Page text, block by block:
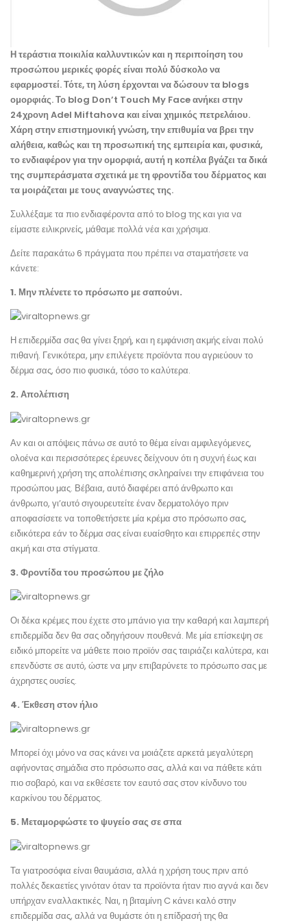
Η τεράστια ποικιλία καλλυντικών και η περιποίηση του
προσώπου μερικές φορές είναι πολύ δύσκολο να
εφαρμοστεί. Τότε, τη λύση έρχονται να δώσουν τα blogs
ομορφιάς. Το blog Don’t Touch My Face ανήκει στην
24χρονη Adel Miftahova και είναι χημικός πετρελάιου.
Χάρη στην επιστημονική γνώση, την επιθυμία να βρει την
αλήθεια, καθώς και τη προσωπική της εμπειρία και, φυσικά,
το ενδιαφέρον για την ομορφιά, αυτή η κοπέλα βγάζει τα δικά
της συμπεράσματα σχετικά με τη φροντίδα του δέρματος και
τα μοιράζεται με τους αναγνώστες της.
Συλλέξαμε τα πιο ενδιαφέροντα από το blog της και για να
είμαστε ειλικρινείς, μάθαμε πολλά νέα και χρήσιμα.
Δείτε παρακάτω 6 πράγματα που πρέπει να σταματήσετε να
κάνετε:
1. Μην πλένετε το πρόσωπο με σαπούνι.
Η επιδερμίδα σας θα γίνει ξηρή, και η εμφάνιση ακμής είναι πολύ
πιθανή. Γενικότερα, μην επιλέγετε προϊόντα που αγριεύουν το
δέρμα σας, όσο πιο φυσικά, τόσο το καλύτερα.
2. Απολέπιση
Αν και οι απόψεις πάνω σε αυτό το θέμα είναι αμφιλεγόμενες,
ολοένα και περισσότερες έρευνες δείχνουν ότι η συχνή έως και
καθημερινή χρήση της απολέπισης σκληραίνει την επιφάνεια του
προσώπου μας. Βέβαια, αυτό διαφέρει από άνθρωπο και
άνθρωπο, γι’αυτό σιγουρευτείτε έναν δερματολόγο πριν
αποφασίσετε να τοποθετήσετε μία κρέμα στο πρόσωπο σας,
ειδικότερα εάν το δέρμα σας είναι ευαίσθητο και επιρρεπές στην
ακμή και στα στίγματα.
3. Φροντίδα του προσώπου με ζήλο
Οι δέκα κρέμες που έχετε στο μπάνιο για την καθαρή και λαμπερή
επιδερμίδα δεν θα σας οδηγήσουν πουθενά. Με μία επίσκεψη σε
ειδικό μπορείτε να μάθετε ποιο προϊόν σας ταιριάζει καλύτερα, και
επενδύστε σε αυτό, ώστε να μην επιβαρύνετε το πρόσωπο σας με
άχρηστες ουσίες.
4. Έκθεση στον ήλιο
Μπορεί όχι μόνο να σας κάνει να μοιάζετε αρκετά μεγαλύτερη
αφήνοντας σημάδια στο πρόσωπο σας, αλλά και να πάθετε κάτι
πιο σοβαρό, και να εκθέσετε τον εαυτό σας στον κίνδυνο του
καρκίνου του δέρματος.
5. Μεταμορφώστε το ψυγείο σας σε σπα
Τα γιατροσόφια είναι θαυμάσια, αλλά η χρήση τους πριν από
πολλές δεκαετίες γινόταν όταν τα προϊόντα ήταν πιο αγνά και δεν
υπήρχαν εναλλακτικές. Ναι, η βιταμίνη C κάνει καλό στην
επιδερμίδα σας, αλλά να θυμάστε ότι η επίδρασή της θα